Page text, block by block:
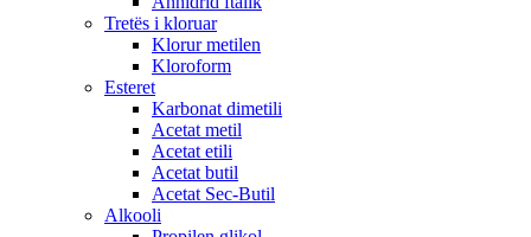
Tretës i kloruar
Klorur metilen
Kloroform
Esteret
Karbonat dimetili
Acetat metil
Acetat etili
Acetat butil
Acetat Sec-Butil
Alkooli